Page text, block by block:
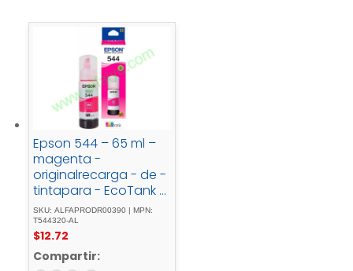
Epson 544 – 65 ml –
magenta -
originalrecarga - de -
tintapara - EcoTank -
L1110, - L1210, - L3110, -
L3150, - L3210, - L3250, -
L3260, - L5290
SKU: ALFAPRODR00390 | MPN:
T544320-AL
$12.72
Compartir: